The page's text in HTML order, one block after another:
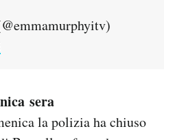
sera
la polizia ha chiuso